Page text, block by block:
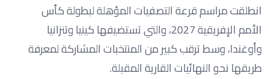
انطلقت مراسم قرعة التصفيات المؤهلة لبطولة كأس
الأمم الإفريقية 2027، والتي تستضيفها كينيا وتنزانيا
وأوغندا، وسط ترقب كبير من المنتخبات المشاركة لمعرفة
طريقها نحو النهائيات القارية المقبلة.